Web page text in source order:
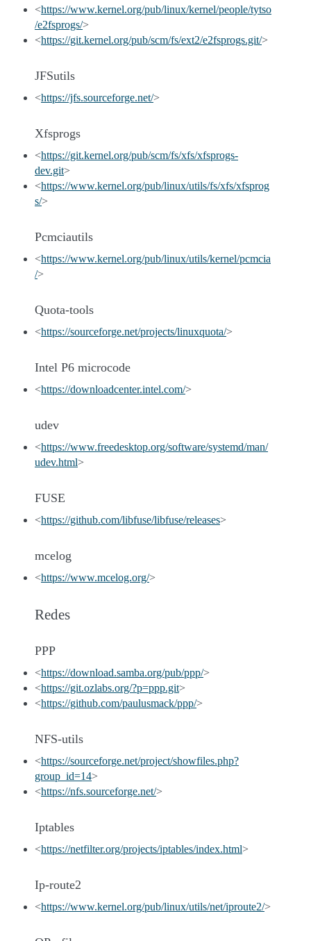
<https://www.kernel.org/pub/linux/kernel/people/tytso
/e2fsprogs/>
<https://git.kernel.org/pub/scm/fs/ext2/e2fsprogs.git/>
JFSutils
<https://jfs.sourceforge.net/>
Xfsprogs
<https://git.kernel.org/pub/scm/fs/xfs/xfsprogs-
dev.git>
<https://www.kernel.org/pub/linux/utils/fs/xfs/xfsprog
s/>
Pcmciautils
<https://www.kernel.org/pub/linux/utils/kernel/pcmcia
/>
Quota-tools
<https://sourceforge.net/projects/linuxquota/>
Intel P6 microcode
<https://downloadcenter.intel.com/>
udev
<https://www.freedesktop.org/software/systemd/man/
udev.html>
FUSE
<https://github.com/libfuse/libfuse/releases>
mcelog
<https://www.mcelog.org/>
Redes
PPP
<https://download.samba.org/pub/ppp/>
<https://git.ozlabs.org/?p=ppp.git>
<https://github.com/paulusmack/ppp/>
NFS-utils
<https://sourceforge.net/project/showfiles.php?
group_id=14>
<https://nfs.sourceforge.net/>
Iptables
<https://netfilter.org/projects/iptables/index.html>
Ip-route2
<https://www.kernel.org/pub/linux/utils/net/iproute2/>